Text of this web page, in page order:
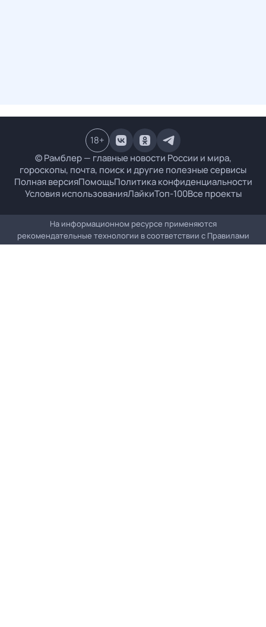
© Рамблер — главные новости России и мира,
гороскопы, почта, поиск и другие полезные сервисы
Полная версияПомощьПолитика конфиденциальности
Условия использованияЛайкиТоп-100Все проекты
18+
На информационном ресурсе применяются
рекомендательные технологии в соответствии с Правилами